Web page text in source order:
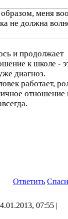
меня
не должна
и продолжает
к школе -
диагноз.
работает,
отношение
Ответить
07:55 |